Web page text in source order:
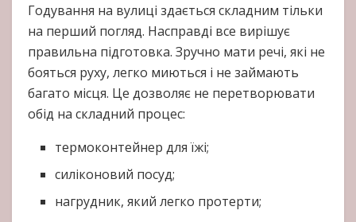
Годування на вулиці здається складним тільки
на перший погляд. Насправді все вирішує
правильна підготовка. Зручно мати речі, які не
бояться руху, легко миються і не займають
багато місця. Це дозволяє не перетворювати
обід на складний процес:
термоконтейнер для їжі;
силіконовий посуд;
нагрудник, який легко протерти;